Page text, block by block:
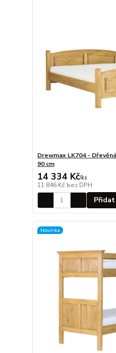
Drewmax LK704 -
90 cm
14 334 Kč/ks
11 846 Kč bez DPH
Novinka